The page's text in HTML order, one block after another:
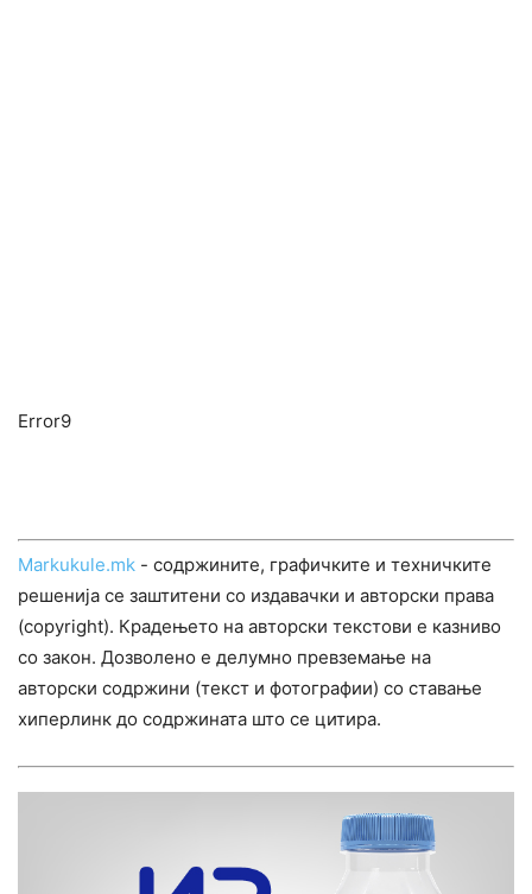
Error9
Markukule.mk - содржините, графичките и техничките
решенија се заштитени со издавачки и авторски права
(copyright). Крадењето на авторски текстови е казниво
со закон. Дозволено е делумно превземање на
авторски содржини (текст и фотографии) со ставање
хиперлинк до содржината што се цитира.